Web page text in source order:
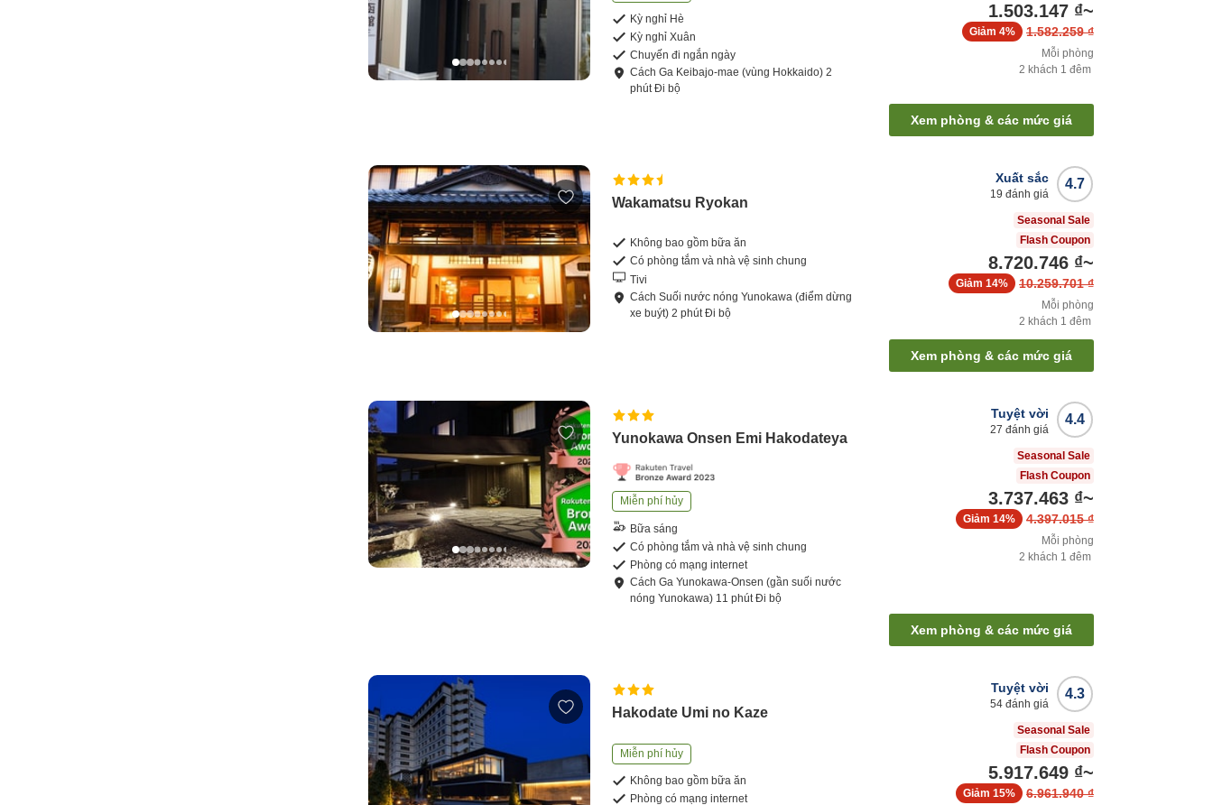
Kỳ nghỉ Hè
Kỳ nghỉ Xuân
Chuyến đi ngắn ngày
CáchGa Keibajo-mae (vùng Hokkaido) 2
phútĐi bộ
1.503.147 ₫~
1.582.259 ₫
Giảm 4%
Mỗi phòng
2 khách 1 đêm
Xem phòng & các mức giá
Wakamatsu Ryokan
Không bao gồm bữa ăn
Có phòng tắm và nhà vệ sinh chung
Tivi
CáchSuối nước nóng Yunokawa (điểm dừng
xe buýt) 2 phútĐi bộ
4.7
Xuất sắc
19 đánh giá
Seasonal Sale
Flash Coupon
8.720.746 ₫~
10.259.701 ₫
Giảm 14%
Mỗi phòng
2 khách 1 đêm
Xem phòng & các mức giá
Yunokawa Onsen Emi Hakodateya
Miễn phí hủy
Bữa sáng
Có phòng tắm và nhà vệ sinh chung
Phòng có mạng internet
CáchGa Yunokawa-Onsen (gần suối nước
nóng Yunokawa) 11 phútĐi bộ
4.4
Tuyệt vời
27 đánh giá
Seasonal Sale
Flash Coupon
3.737.463 ₫~
4.397.015 ₫
Giảm 14%
Mỗi phòng
2 khách 1 đêm
Xem phòng & các mức giá
Hakodate Umi no Kaze
Miễn phí hủy
Không bao gồm bữa ăn
Phòng có mạng internet
4.3
Tuyệt vời
54 đánh giá
Seasonal Sale
Flash Coupon
5.917.649 ₫~
6.961.940 ₫
Giảm 15%